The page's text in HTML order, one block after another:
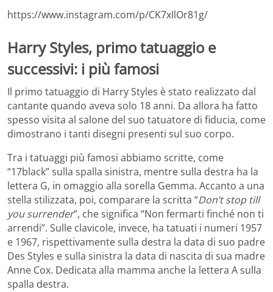
https://www.instagram.com/p/CK7xIlOr81g/
Harry Styles, primo tatuaggio e
successivi: i più famosi
Il primo tatuaggio di Harry Styles è stato realizzato dal
cantante quando aveva solo 18 anni. Da allora ha fatto
spesso visita al salone del suo tatuatore di fiducia, come
dimostrano i tanti disegni presenti sul suo corpo.
Tra i tatuaggi più famosi abbiamo scritte, come
“17black” sulla spalla sinistra, mentre sulla destra ha la
lettera G, in omaggio alla sorella Gemma. Accanto a una
stella stilizzata, poi, comparare la scritta “Don’t stop till
you surrender”, che significa “Non fermarti finché non ti
arrendi”. Sulle clavicole, invece, ha tatuati i numeri 1957
e 1967, rispettivamente sulla destra la data di suo padre
Des Styles e sulla sinistra la data di nascita di sua madre
Anne Cox. Dedicata alla mamma anche la lettera A sulla
spalla destra.